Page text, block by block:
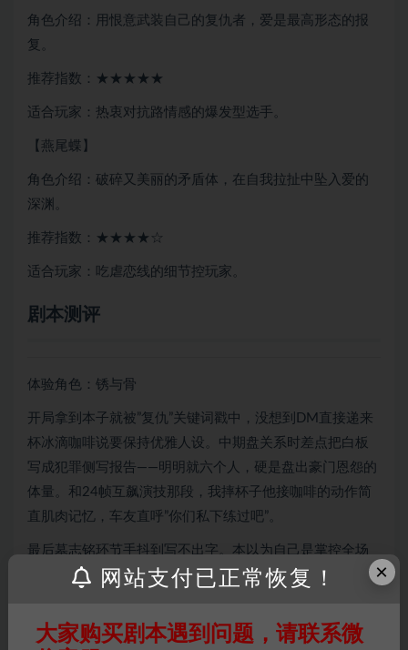
角色介绍：用恨意武装自己的复仇者，爱是最高形态的报
复。
推荐指数：★★★★★
适合玩家：热衷对抗路情感的爆发型选手。
【燕尾蝶】
角色介绍：破碎又美丽的矛盾体，在自我拉扯中坠入爱的
深渊。
推荐指数：★★★★☆
适合玩家：吃虐恋线的细节控玩家。
剧本测评
体验角色：锈与骨
开局拿到本子就被”复仇”关键词戳中，没想到DM直接递来
杯冰滴咖啡说要保持优雅人设。中期盘关系时差点把白板
写成犯罪侧写报告——明明就六个人，硬是盘出豪门恩怨的
体量。和24帧互飙演技那段，我摔杯子他接咖啡的动作简
直肌肉记忆，车友直呼”你们私下练过吧”。
最后墓志铭环节手抖到写不出字。本以为自己是掌控全场
的猎人，结果剧本早埋了更狠的后手。那些看似文艺的景
暗示了人物命运。
×
网站支付已正常恢复！
大家购买剧本遇到问题，请联系微